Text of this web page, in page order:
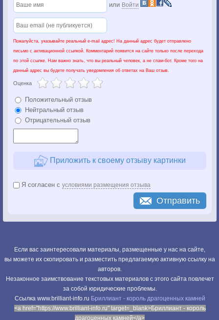
или Войти
Пожалуйста, указывайте реальный e-mail адрес! На данный адрес будет отправлено
письмо с активационной ссылкой. Комментарий появится на сайте только после перехода
по этой ссылке. Нам важно знать, что вы реальный человек, а не спам-бот. Кроме того на
данный адрес вы будете получать уведомления об ответах на Ваш отзыв.
Оценка
Положительный отзыв
Нейтральный отзыв
Отрицательный отзыв
Приложить к своему отзыву картинки
Я согласен с условиями размещения отзыва
Отправить
Если вас заинтересовали материалы, размещенные у нас на сайте,
вы можете их скопировать и разместить предлагаемую активную ссылку на
авторов.
Незаконное заимствование текстовых материалов с этого сайта повлечет
за собой юридические проблемы.
Cсылка www.brilliant-info.ru Бриллиант - король драгоценных камней
<a href="https://www.brilliant-info.ru" target=_blank>Бриллиант - король
драгоценных камней</a>